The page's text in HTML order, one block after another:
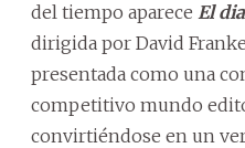
del tiempo aparece El
dirigida por David
presentada como una
competitivo mundo
convirtiéndose en un